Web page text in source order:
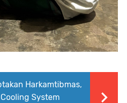
Harkamtibmas,
System